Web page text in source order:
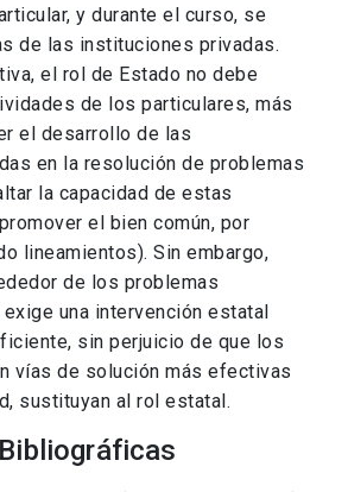
y durante el curso, se
de las instituciones privadas.
el rol de Estado no debe
de los particulares, más
el desarrollo de las
en la resolución de problemas
la capacidad de estas
el bien común, por
lineamientos). Sin embargo,
de los problemas
una intervención estatal
sin perjuicio de que los
vías de solución más efectivas
sustituyan al rol estatal.